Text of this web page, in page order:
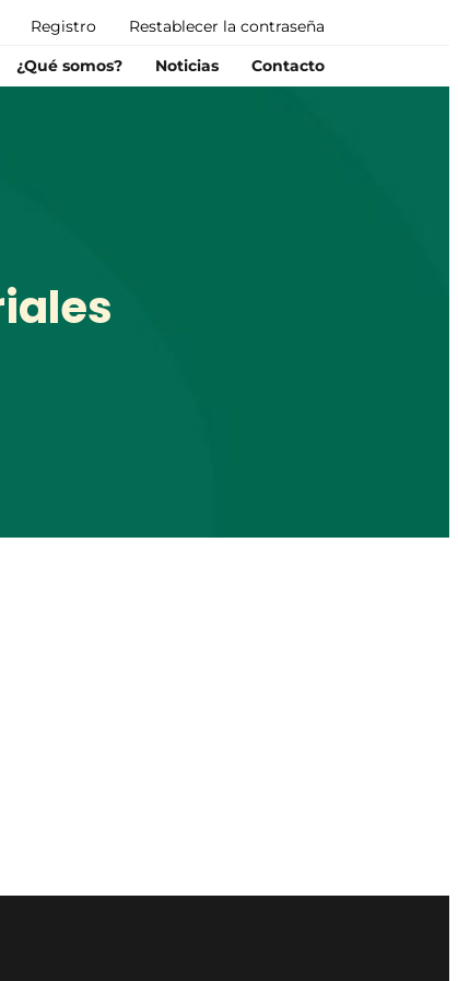
Registro Restablecer la contraseña
¿Qué somos? Noticias Contacto